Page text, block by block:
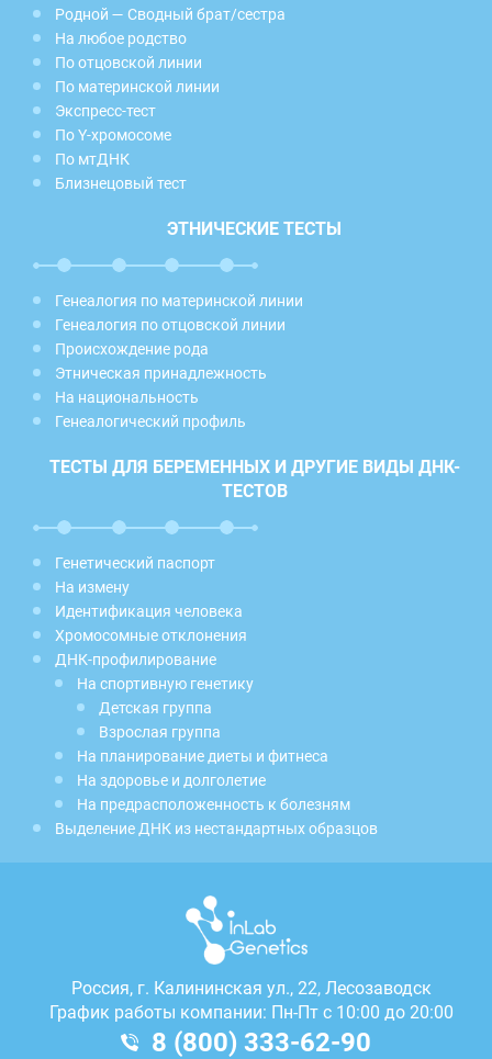
Родной — Сводный брат/сестра
На любое родство
По отцовской линии
По материнской линии
Экспресс-тест
По Y-хромосоме
По мтДНК
Близнецовый тест
ЭТНИЧЕСКИЕ ТЕСТЫ
Генеалогия по материнской линии
Генеалогия по отцовской линии
Происхождение рода
Этническая принадлежность
На национальность
Генеалогический профиль
ТЕСТЫ ДЛЯ БЕРЕМЕННЫХ И ДРУГИЕ ВИДЫ ДНК-
ТЕСТОВ
Генетический паспорт
На измену
Идентификация человека
Хромосомные отклонения
ДНК-профилирование
На спортивную генетику
Детская группа
Взрослая группа
На планирование диеты и фитнеса
На здоровье и долголетие
На предрасположенность к болезням
Выделение ДНК из нестандартных образцов
Россия, г. Калининская ул., 22, Лесозаводск
График работы компании: Пн-Пт с 10:00 до 20:00
8 (800) 333-62-90